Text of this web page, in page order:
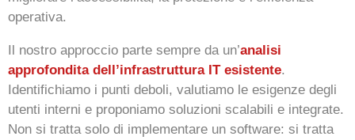
operativa.
Il nostro approccio parte sempre da un’analisi
approfondita dell’infrastruttura IT esistente.
Identifichiamo i punti deboli, valutiamo le esigenze degli
utenti interni e proponiamo soluzioni scalabili e integrate.
Non si tratta solo di implementare un software: si tratta